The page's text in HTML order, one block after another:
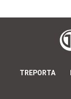
TREPORTA